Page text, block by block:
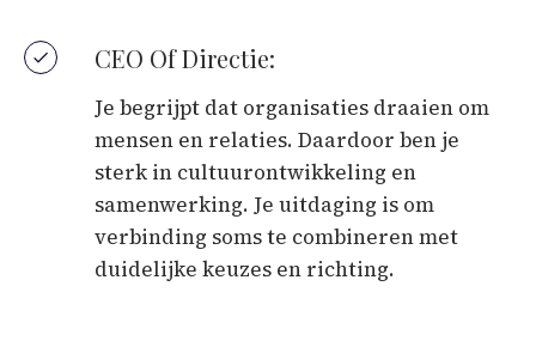
CEO Of Directie:
Je begrijpt dat organisaties draaien om
mensen en relaties. Daardoor ben je
sterk in cultuurontwikkeling en
samenwerking. Je uitdaging is om
verbinding soms te combineren met
duidelijke keuzes en richting.